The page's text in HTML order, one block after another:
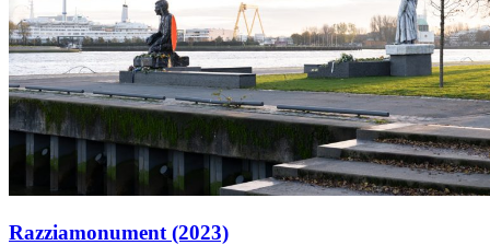
Razziamonument (2023)